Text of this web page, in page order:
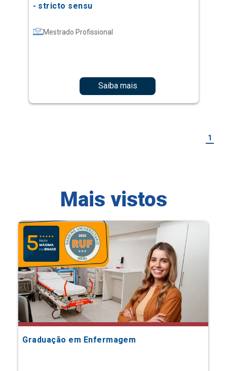
- stricto sensu
Mestrado Profissional
Saiba mais
1
Mais vistos
Graduação em Enfermagem